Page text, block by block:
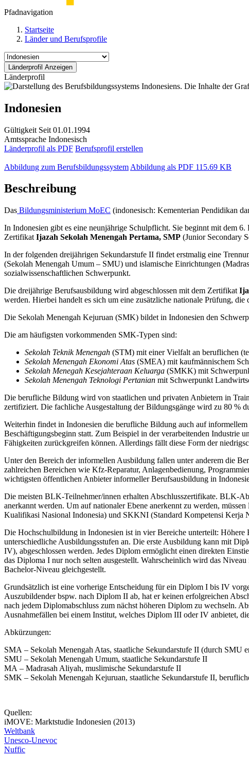
Pfadnavigation
Startseite
Länder und Berufsprofile
Länderprofil
Indonesien
Gültigkeit Seit 01.01.1994
Amtssprache Indonesisch
Länderprofil als PDF Berufsprofil erstellen
Abbildung zum Berufsbildungssystem Abbildung als PDF 115.69 KB
Beschreibung
Das Bildungsministerium MoEC (indonesisch: Kementerian Pendidikan
In Indonesien gibt es eine neunjährige Schulpflicht. Sie beginnt mit dem
Zertifikat Ijazah Sekolah Menengah Pertama, SMP (Junior Secondary
In der folgenden dreijährigen Sekundarstufe II findet erstmalig eine
(Sekolah Menengah Umum – SMU) und islamische Einrichtungen
sozialwissenschaftlichen Schwerpunkt.
Die dreijährige Berufsausbildung wird abgeschlossen mit dem Zertifikat
werden. Hierbei handelt es sich um eine zusätzliche nationale Prüfung,
Die Sekolah Menengah Kejuruan (SMK) bildet in Indonesien den
Die am häufigsten vorkommenden SMK-Typen sind:
Sekolah Teknik Menengah (STM) mit einer Vielfalt an beruflichen
Sekolah Menengah Ekonomi Atas (SMEA) mit kaufmännischem
Sekolah Menegah Kesejahteraan Keluarga (SMKK) mit
Sekolah Menengah Teknologi Pertanian mit Schwerpunkt
Die berufliche Bildung wird von staatlichen und privaten Anbietern in
zertifiziert. Die fachliche Ausgestaltung der Bildungsgänge wird zu 80 %
Weiterhin findet in Indonesien die berufliche Bildung auch auf
Beschäftigungsbeginn statt. Zum Beispiel in der verarbeitenden Industrie
Fähigkeiten zurückgreifen können. Allerdings fällt diese Form der
Unter den Bereich der informellen Ausbildung fallen unter anderem die
zahlreichen Bereichen wie Kfz-Reparatur, Anlagenbedienung,
wichtigsten öffentlichen Anbieter informeller Berufsausbildung in
Die meisten BLK-Teilnehmer/innen erhalten Abschlusszertifikate. BLK-
anerkannt werden. Um auf nationaler Ebene anerkennt zu werden,
Kualifikasi Nasional Indonesia) und SKKNI (Standard Kompetensi Kerja
Die Hochschulbildung in Indonesien ist in vier Bereiche unterteilt:
unterschiedliche Ausbildungsstufen an. Die erste Ausbildung kann mit
IV), abgeschlossen werden. Jedes Diplom ermöglicht einen direkten
das Diploma I nur noch selten ausgestellt. Wahrscheinlich wird das
Bachelor-Niveau gleichgestellt.
Grundsätzlich ist eine vorherige Entscheidung für ein Diplom I bis IV
Auszubildender bspw. nach Diplom II ab, hat er keinen erfolgreichen
nach jedem Diplomabschluss zum nächst höheren Diplom zu wechseln.
Ausnahmefällen bei einem Institut, welches Diplom III oder IV anbietet,
Abkürzungen:
SMA – Sekolah Menengah Atas, staatliche Sekundarstufe II (durch SMU
SMU – Sekolah Menengah Umum, staatliche Sekundarstufe II
MA – Madrasah Aliyah, muslimische Sekundarstufe II
SMK – Sekolah Menengah Kejuruan, staatliche Sekundarstufe II,
Quellen:
iMOVE: Marktstudie Indonesien (2013)
Weltbank
Unesco-Unevoc
Nuffic